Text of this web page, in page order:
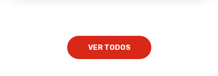
VER TODOS